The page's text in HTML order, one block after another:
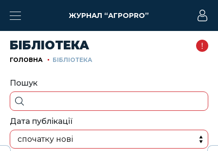
ЖУРНАЛ “АГРОPRO”
БІБЛІОТЕКА
ГОЛОВНА БІБЛІОТЕКА
Пошук
Дата публікації
спочатку нові